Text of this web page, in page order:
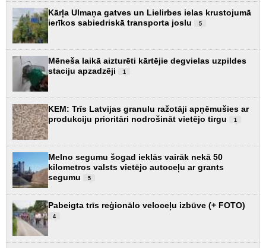
Kārļa Ulmaņa gatves un Lielirbes ielas krustojumā
ierīkos sabiedriskā transporta joslu
5
Mēneša laikā aizturēti kārtējie degvielas uzpildes
staciju apzadzēji
1
KEM: Trīs Latvijas granulu ražotāji apņēmušies ar
produkciju prioritāri nodrošināt vietējo tirgu
1
Melno segumu šogad ieklās vairāk nekā 50
kilometros valsts vietējo autoceļu ar grants
segumu
5
Pabeigta trīs reģionālo veloceļu izbūve (+ FOTO)
4